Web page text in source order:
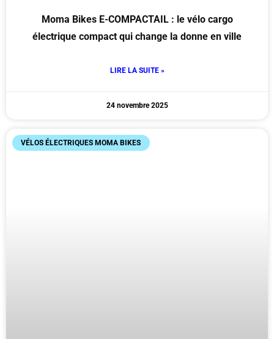
Moma Bikes E-COMPACTAIL : le vélo cargo
électrique compact qui change la donne en ville
LIRE LA SUITE »
24 novembre 2025
VÉLOS ÉLECTRIQUES MOMA BIKES